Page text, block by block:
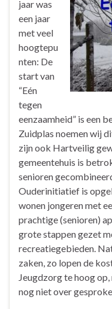
jaar was
een jaar
met veel
hoogtepu
nten: De
start van
“Eén
tegen
eenzaamheid” is een
Zuidplas noemen wij
zijn ook Hartveilig
gemeentehuis is
senioren
Ouderinitiatief is
wonen jongeren met
prachtige (senioren)
grote stappen gezet
recreatiegebieden.
zaken, zo lopen de
Jeugdzorg te hoog
nog niet over